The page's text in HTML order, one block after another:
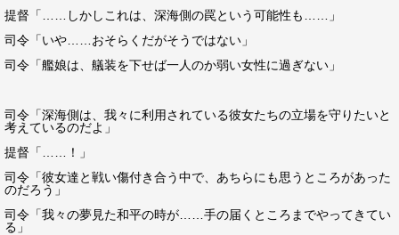
提督「……しかしこれは、深海側の罠という可能性も……」
司令「いや……おそらくだがそうではない」
司令「艦娘は、艤装を下せば一人のか弱い女性に過ぎない」
司令「深海側は、我々に利用されている彼女たちの立場を守りたいと
考えているのだよ」
提督「……！」
司令「彼女達と戦い傷付き合う中で、あちらにも思うところがあった
のだろう」
司令「我々の夢見た和平の時が……手の届くところまでやってきてい
る」